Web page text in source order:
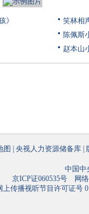
》
笑林相
陈佩斯
赵本山
图 央视人力资源储备库
中国中
京ICP证060535号网络
上传播视听节目许可证号